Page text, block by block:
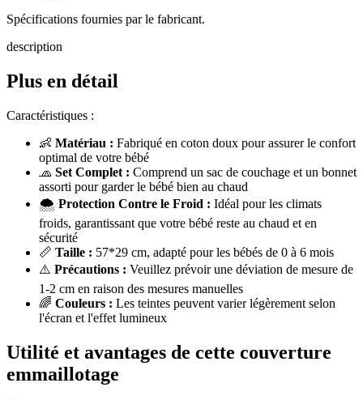
Spécifications fournies par le fabricant.
description
Plus en détail
Caractéristiques :
👶 Matériau : Fabriqué en coton doux pour assurer le confort
optimal de votre bébé
🧢 Set Complet : Comprend un sac de couchage et un bonnet
assorti pour garder le bébé bien au chaud
🌨️ Protection Contre le Froid : Idéal pour les climats
froids, garantissant que votre bébé reste au chaud et en
sécurité
📏 Taille : 57*29 cm, adapté pour les bébés de 0 à 6 mois
⚠️ Précautions : Veuillez prévoir une déviation de mesure de
1-2 cm en raison des mesures manuelles
🌈 Couleurs : Les teintes peuvent varier légèrement selon
l'écran et l'effet lumineux
Utilité et avantages de cette couverture
emmaillotage